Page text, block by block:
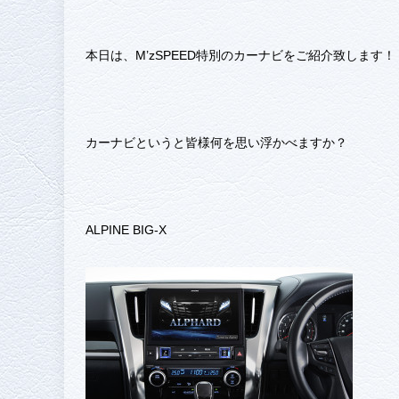
本日は、M’zSPEED特別のカーナビをご紹介致します！
カーナビというと皆様何を思い浮かべますか？
ALPINE BIG-X